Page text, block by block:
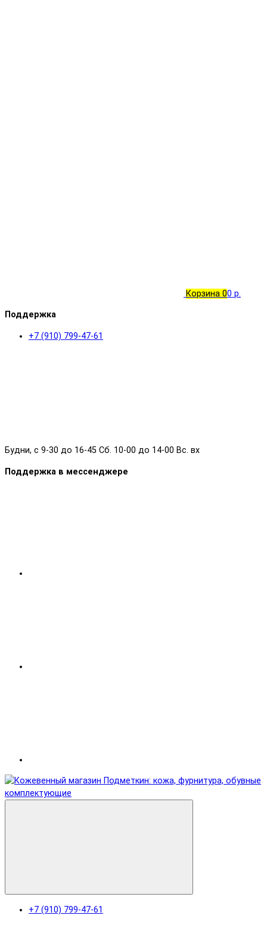
Корзина 00 р.
Поддержка
+7 (910) 799-47-61
Будни, с 9-30 до 16-45 Сб. 10-00 до 14-00 Вс. вх
Поддержка в мессенджере
+7 (910) 799-47-61